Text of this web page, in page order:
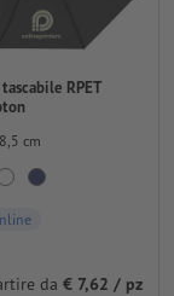
RPET
cm
da € 7,62 / pz